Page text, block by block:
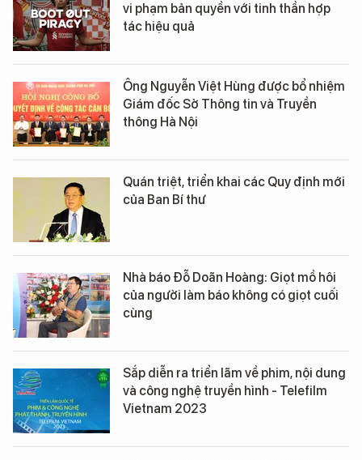
vi phạm bản quyền với tinh thần hợp
tác hiệu quả
Ông Nguyễn Việt Hùng được bổ nhiệm
Giám đốc Sở Thông tin và Truyền
thông Hà Nội
Quán triệt, triển khai các Quy định mới
của Ban Bí thư
Nhà báo Đỗ Doãn Hoàng: Giọt mồ hôi
của người làm báo không có giọt cuối
cùng
Sắp diễn ra triển lãm về phim, nội dung
và công nghệ truyền hình - Telefilm
Vietnam 2023